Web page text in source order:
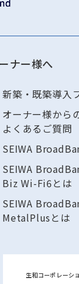
ナー様へ
新築・既築導⼊
オーナー様から
よくあるご質問
SEIWA
SEIWA
Biz Wi-Fi6とは
SEIWA
MetalPlusとは
生和コーポレーシ